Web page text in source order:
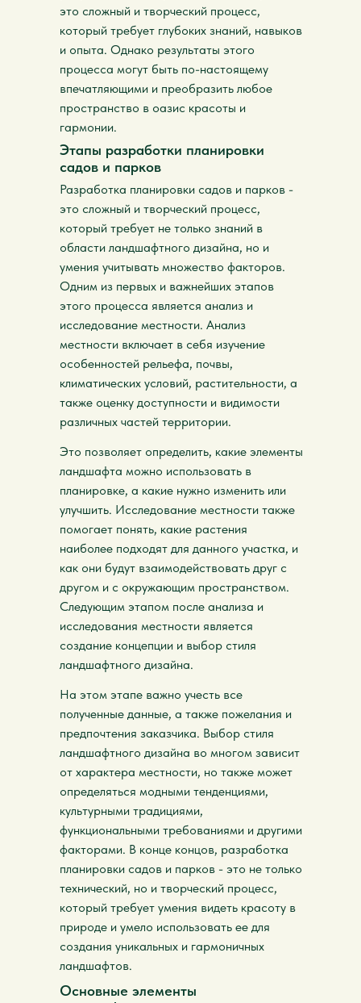
это сложный и творческий процесс,
который требует глубоких знаний, навыков
и опыта. Однако результаты этого
процесса могут быть по-настоящему
впечатляющими и преобразить любое
пространство в оазис красоты и
гармонии.
Этапы разработки планировки
садов и парков
Разработка планировки садов и парков -
это сложный и творческий процесс,
который требует не только знаний в
области ландшафтного дизайна, но и
умения учитывать множество факторов.
Одним из первых и важнейших этапов
этого процесса является анализ и
исследование местности. Анализ
местности включает в себя изучение
особенностей рельефа, почвы,
климатических условий, растительности, а
также оценку доступности и видимости
различных частей территории.
Это позволяет определить, какие элементы
ландшафта можно использовать в
планировке, а какие нужно изменить или
улучшить. Исследование местности также
помогает понять, какие растения
наиболее подходят для данного участка, и
как они будут взаимодействовать друг с
другом и с окружающим пространством.
Следующим этапом после анализа и
исследования местности является
создание концепции и выбор стиля
ландшафтного дизайна.
На этом этапе важно учесть все
полученные данные, а также пожелания и
предпочтения заказчика. Выбор стиля
ландшафтного дизайна во многом зависит
от характера местности, но также может
определяться модными тенденциями,
культурными традициями,
функциональными требованиями и другими
факторами. В конце концов, разработка
планировки садов и парков - это не только
технический, но и творческий процесс,
который требует умения видеть красоту в
природе и умело использовать ее для
создания уникальных и гармоничных
ландшафтов.
Основные элементы